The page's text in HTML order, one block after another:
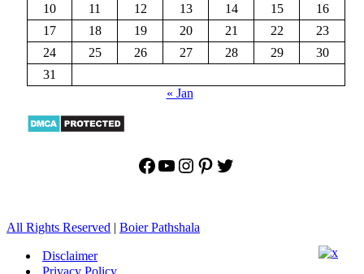
10
11 12 13 14 15
16
17
18 19 20 21 22
23
24
25 26 27 28 29
30
31
« Jan
Facebook
YouTube
Instagram
Pinterest
Twitter
All Rights Reserved | Boier Pathshala
Disclaimer
Privacy Policy